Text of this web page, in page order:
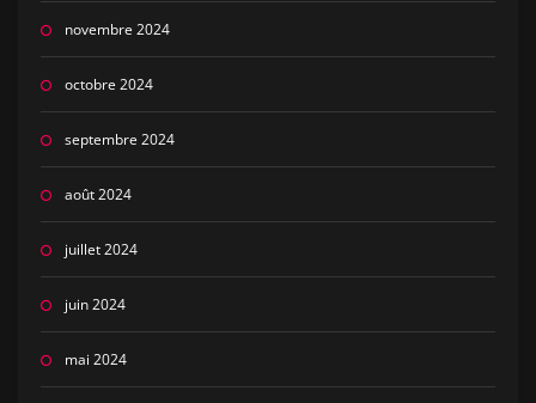
novembre 2024
octobre 2024
septembre 2024
août 2024
juillet 2024
juin 2024
mai 2024